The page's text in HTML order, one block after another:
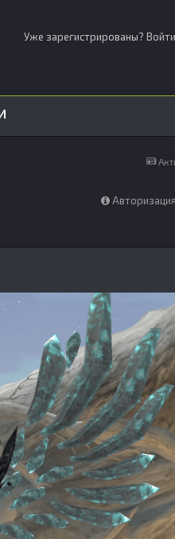
Уже зарегистрированы? Войти
Авторизация